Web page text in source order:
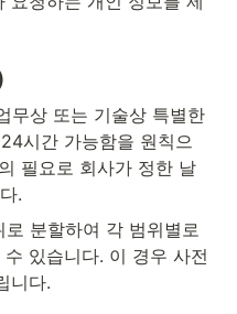
상 또는 기술상 특별한
시간 가능함을 원칙으
필요로 회사가 정한 날
.
분할하여 각 범위별로
있습니다. 이 경우 사전
니다.